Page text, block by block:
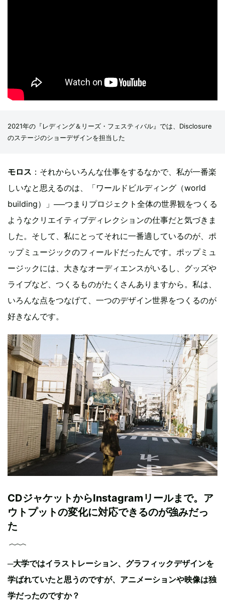
2021年の『レディング＆リーズ・フェスティバル』では、Disclosure
のステージのショーデザインを担当した
モロス ：それからいろんな仕事をするなかで、私が一番楽
しいなと思えるのは、「ワールドビルディング（world
building）」──つまりプロジェクト全体の世界観をつくる
ようなクリエイティブディレクションの仕事だと気づきま
した。そして、私にとってそれに一番適しているのが、ポ
ップミュージックのフィールドだったんです。ポップミュ
ージックには、大きなオーディエンスがいるし、グッズや
ライブなど、つくるものがたくさんありますから。私は、
いろんな点をつなげて、一つのデザイン世界をつくるのが
好きなんです。
CDジャケットからInstagramリールまで。ア
ウトプットの変化に対応できるのが強みだっ
た
─大学ではイラストレーション、グラフィックデザインを
学ばれていたと思うのですが、アニメーションや映像は独
学だったのですか？